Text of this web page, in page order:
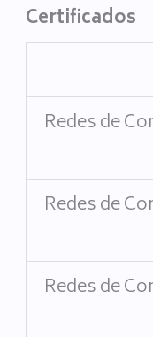
Certificados
Redes de
Redes de
Redes de